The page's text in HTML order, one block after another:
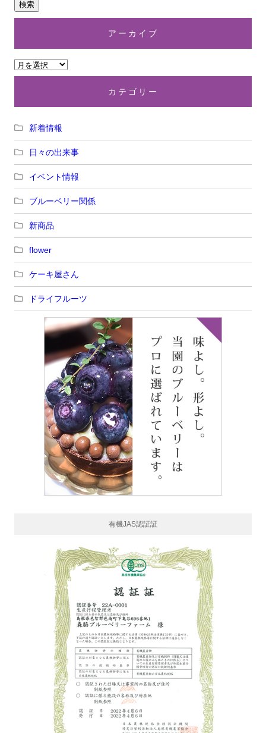
アーカイブ
カテゴリー
新着情報
日々の出来事
イベント情報
ブルーベリー関係
新商品
flower
ケーキ屋さん
ドライフルーツ
有機JAS認証証